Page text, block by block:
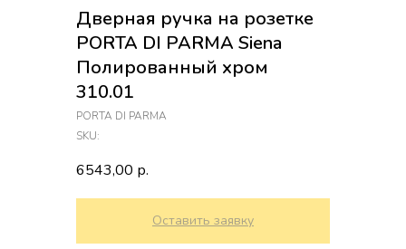
Дверная ручка на розетке
PORTA DI PARMA Siena
Полированный хром
310.01
PORTA DI PARMA
SKU:
6543,00 р.
Оставить заявку